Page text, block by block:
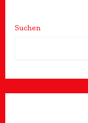
Suchen